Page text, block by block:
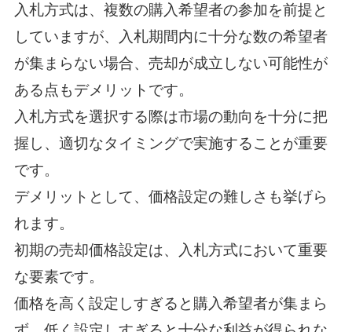
入札方式は、複数の購入希望者の参加を前提と
していますが、入札期間内に十分な数の希望者
が集まらない場合、売却が成立しない可能性が
ある点もデメリットです。
入札方式を選択する際は市場の動向を十分に把
握し、適切なタイミングで実施することが重要
です。
デメリットとして、価格設定の難しさも挙げら
れます。
初期の売却価格設定は、入札方式において重要
な要素です。
価格を高く設定しすぎると購入希望者が集まら